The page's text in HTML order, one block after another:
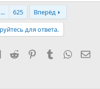
... 625
Вперёд
для ответа.
LinkedIn
Reddit PinterestTumblr